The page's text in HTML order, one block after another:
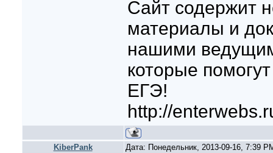
Cайт содержит
материалы и
нашими
которые
ЕГЭ!
http://
KiberPank Дата: Понедельник, 2013-09-16, 7:39